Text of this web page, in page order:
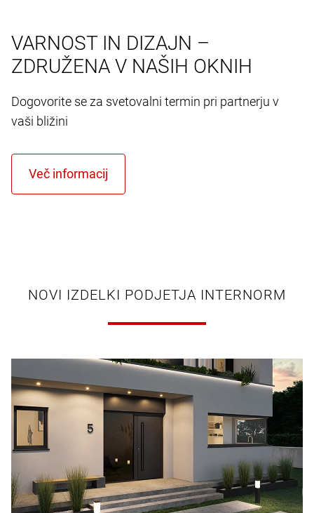
VARNOST IN DIZAJN –
ZDRUŽENA V NAŠIH OKNIH
Dogovorite se za svetovalni termin pri partnerju v
vaši bližini
NOVI IZDELKI PODJETJA INTERNORM